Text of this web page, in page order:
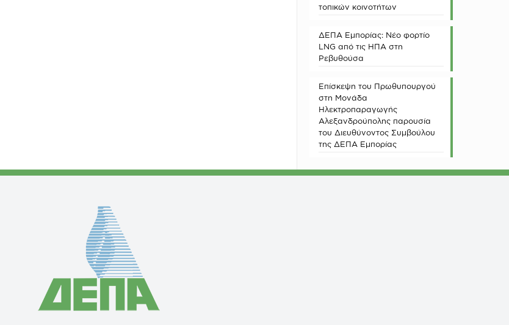
τοπικών κοινοτήτων
ΔΕΠΑ Εμπορίας: Νέο φορτίο
LNG από τις ΗΠΑ στη
Ρεβυθούσα
Επίσκεψη του Πρωθυπουργού
στη Μονάδα
Ηλεκτροπαραγωγής
Αλεξανδρούπολης παρουσία
του Διευθύνοντος Συμβούλου
της ΔΕΠΑ Εμπορίας